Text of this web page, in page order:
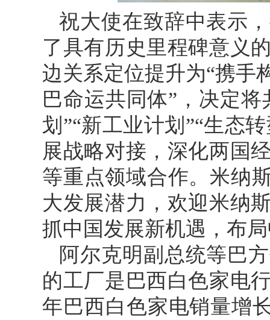
祝大使在致辞中表示
了具有历史里程碑意义
边关系定位提升为“携手
巴命运共同体”，决定
划”“新工业计划”“生态
展战略对接，深化两国
等重点领域合作。米纳
大发展潜力，欢迎米纳
抓中国发展新机遇，布
阿尔克明副总统等巴
的工厂是巴西白色家电
年巴西白色家电销量增